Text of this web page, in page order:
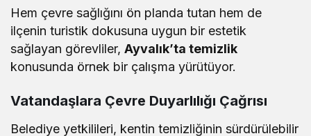
Hem çevre sağlığını ön planda tutan hem de
ilçenin turistik dokusuna uygun bir estetik
sağlayan görevliler,Ayvalık’ta temizlik
konusunda örnek bir çalışma yürütüyor.
Vatandaşlara Çevre Duyarlılığı Çağrısı
Belediye yetkilileri, kentin temizliğinin sürdürülebilir